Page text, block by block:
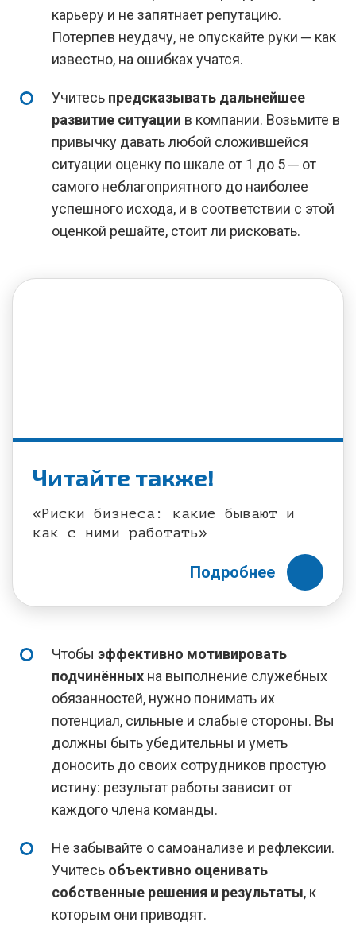
карьеру и не запятнает репутацию.
Потерпев неудачу, не опускайте руки ─ как
известно, на ошибках учатся.
Учитесь предсказывать дальнейшее
развитие ситуации в компании. Возьмите в
привычку давать любой сложившейся
ситуации оценку по шкале от 1 до 5 ─ от
самого неблагоприятного до наиболее
успешного исхода, и в соответствии с этой
оценкой решайте, стоит ли рисковать.
Читайте также!
«Риски бизнеса: какие бывают и
как с ними работать»
Подробнее
Чтобы эффективно мотивировать
подчинённых на выполнение служебных
обязанностей, нужно понимать их
потенциал, сильные и слабые стороны. Вы
должны быть убедительны и уметь
доносить до своих сотрудников простую
истину: результат работы зависит от
каждого члена команды.
Не забывайте о самоанализе и рефлексии.
Учитесь объективно оценивать
собственные решения и результаты, к
которым они приводят.